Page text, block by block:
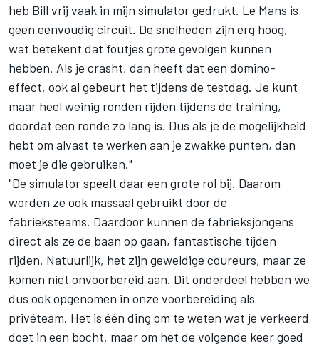
heb Bill vrij vaak in mijn simulator gedrukt. Le Mans is
geen eenvoudig circuit. De snelheden zijn erg hoog,
wat betekent dat foutjes grote gevolgen kunnen
hebben. Als je crasht, dan heeft dat een domino-
effect, ook al gebeurt het tijdens de testdag. Je kunt
maar heel weinig ronden rijden tijdens de training,
doordat een ronde zo lang is. Dus als je de mogelijkheid
hebt om alvast te werken aan je zwakke punten, dan
moet je die gebruiken."
"De simulator speelt daar een grote rol bij. Daarom
worden ze ook massaal gebruikt door de
fabrieksteams. Daardoor kunnen de fabrieksjongens
direct als ze de baan op gaan, fantastische tijden
rijden. Natuurlijk, het zijn geweldige coureurs, maar ze
komen niet onvoorbereid aan. Dit onderdeel hebben we
dus ook opgenomen in onze voorbereiding als
privéteam. Het is één ding om te weten wat je verkeerd
doet in een bocht, maar om het de volgende keer goed